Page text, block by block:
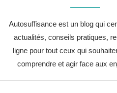
Autosuffisance est un blog qui
actualités, conseils pratiques,
ligne pour tout ceux qui
comprendre et agir face aux